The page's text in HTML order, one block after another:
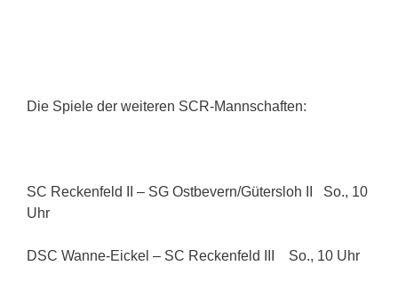
Die Spiele der weiteren SCR-Mannschaften:
SC Reckenfeld II – SG Ostbevern/Gütersloh II So., 10
Uhr
DSC Wanne-Eickel – SC Reckenfeld III So., 10 Uhr